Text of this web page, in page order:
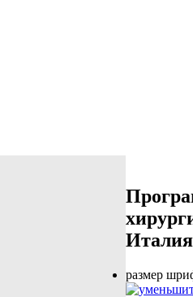
Италия
размер